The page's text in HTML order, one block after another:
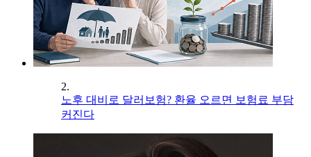
2.
노후 대비로 달러보험? 환율 오르면 보험료 부담
커진다